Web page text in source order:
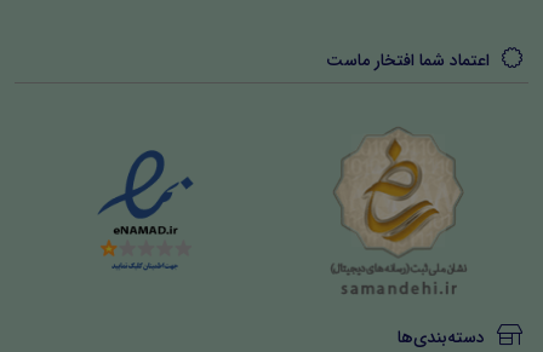
اعتماد شما افتخار ماست
دسته‌بندی‌ها